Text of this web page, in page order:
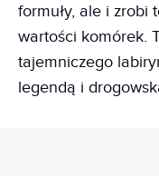
formuły, ale i zrobi
wartości komórek.
tajemniczego
legendą i